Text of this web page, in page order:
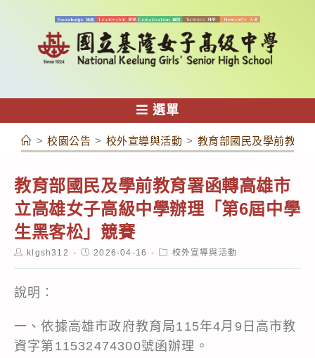
容
選單
> 校園公告 > 校外宣導與活動 > 教育部國民及學前教育
教育部國民及學前教育署函轉高雄市
立高雄女子高級中學辦理「第6屆中學
生黑客松」競賽
Postklgsh312
Post2026-04-16
Post校外宣導與活動
說明：
一、依據高雄市政府教育局115年4月9日高市教
資字第11532474300號函辦理。